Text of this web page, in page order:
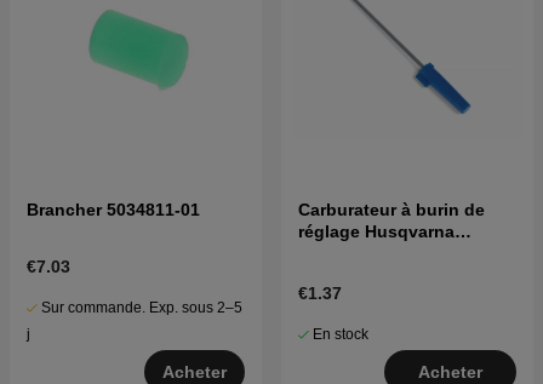
Brancher 5034811-01
€7.03
Sur commande. Exp. sous 2–5
j
Acheter
Carburateur à burin de
réglage Husqvarna
€1.37
En stock
Acheter